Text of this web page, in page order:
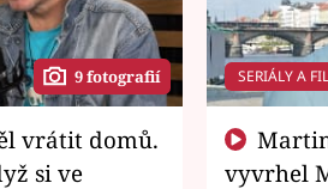
9 fotografií
si ve
SERIÁLY A
vyvrhel